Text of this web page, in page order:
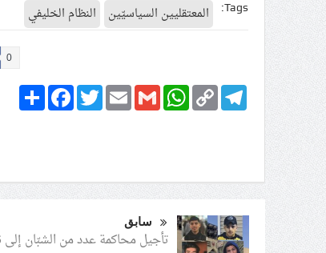
Tags: المعتقليين السياسيّين النظام الخليفي
0
Share
FacebookTwitterEmailGmail
WhatsApp Copy
Link
Telegram
سابق
تأجيل محاكمة عدد من الشبّان إلى 26 مايو